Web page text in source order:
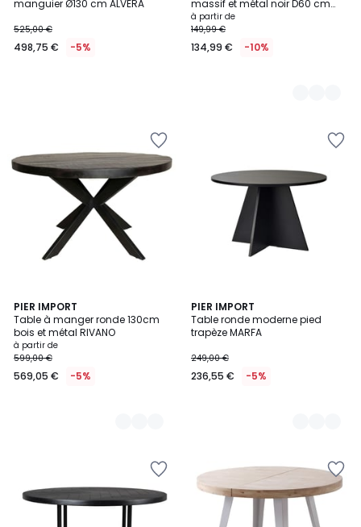
manguier Ø130 cm ALVERA
525,00 €
498,75 € -5%
massif et métal noir D60 cm
MEERA
à partir de
149,99 €
134,99 € -10%
PIER IMPORT
Table à manger ronde 130cm
bois et métal RIVANO
à partir de
599,00 €
569,05 € -5%
2
Couleurs
PIER IMPORT
Table ronde moderne pied
trapèze MARFA
249,00 €
236,55 € -5%
2
Couleurs